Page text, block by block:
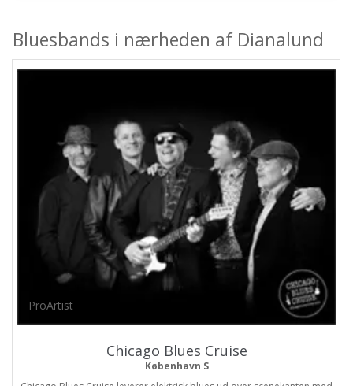
Bluesbands i nærheden af Dianalund
ProArtist
Chicago Blues Cruise
København S